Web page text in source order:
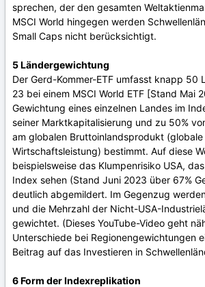
sprechen, der den gesamten
MSCI World hingegen werden
Small Caps nicht berücksichtigt.
5 Ländergewichtung
Der Gerd-Kommer-ETF umfasst knapp 50
23 bei einem MSCI World ETF [Stand Mai
Gewichtung eines einzelnen Landes im
seiner Marktkapitalisierung und zu 50%
am globalen Bruttoinlandsprodukt (globale
Wirtschaftsleistung) bestimmt. Auf diese
beispielsweise das Klumpenrisiko USA,
Index sehen (Stand Juni 2023 über 67%
deutlich abgemildert. Im Gegenzug
und die Mehrzahl der Nicht-USA-
gewichtet. (Dieses YouTube-Video geht
Unterschiede bei Regionengewichtungen
Beitrag auf das Investieren in
6 Form der Indexreplikation